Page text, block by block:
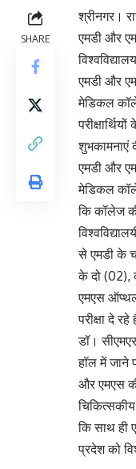
SHARE
श्रीनगर।
एमडी और
एमडी और
मेडिकल
शुभकामनाएं
एमडी और
मेडिकल
कि कॉलेज
से एमडी के
के दो (02),
एमएस
परीक्षा दे रहे
डॉ। सीएमएस
हॉल में जाने
और एमएस
कि साथ ही
प्रदेश को